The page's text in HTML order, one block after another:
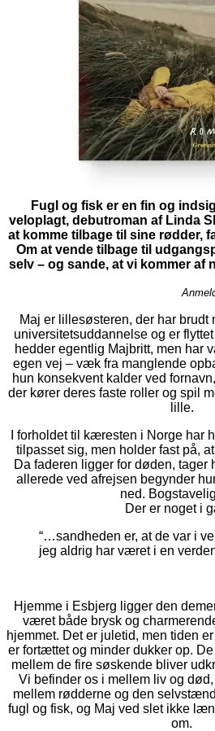
Fugl og fisk er en fin og
veloplagt, debutroman af Linda
at komme tilbage til sine rødder,
Om at vende tilbage til
selv – og sande, at vi kommer af
Maj er lillesøsteren, der har brudt
universitetsuddannelse og er
hedder egentlig Majbritt, men har
egen vej – væk fra manglende
hun konsekvent kalder ved
der kører deres faste roller og spil
lille.
I forholdet til kæresten i Norge har
tilpasset sig, men holder fast på,
Da faderen ligger for døden, tager
allerede ved afrejsen begynder
ned.
Der er noget i
“…sandheden er, at de var i
jeg aldrig har været i en
Hjemme i Esbjerg ligger den
været både brysk og
hjemmet. Det er juletid, men tiden
er fortættet og minder dukker op.
mellem de fire søskende bliver
Vi befinder os i mellem liv og
mellem rødderne og den
fugl og fisk, og Maj ved slet ikke
om.